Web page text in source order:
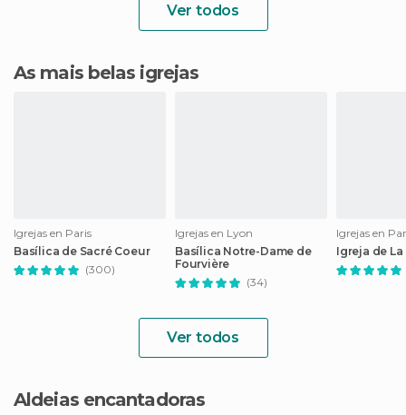
Ver todos
As mais belas igrejas
Igrejas en Paris
Basílica de Sacré Coeur
(300)
Igrejas en Lyon
Basílica Notre-Dame de
Fourvière
(34)
Igrejas en
Igreja de
Ver todos
Aldeias encantadoras